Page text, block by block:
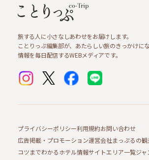
旅する人に小さなしあわせをお届けします。
ことりっぷ編集部が、あたらしい旅のきっかけに
情報を毎日配信するWEBメディアです。
プライバシーポリシー利用規約お問い合わせ
広告掲載・プロモーション運営会社まっぷるの
コツまでわかるホテル情報サイトエリア一覧ジ